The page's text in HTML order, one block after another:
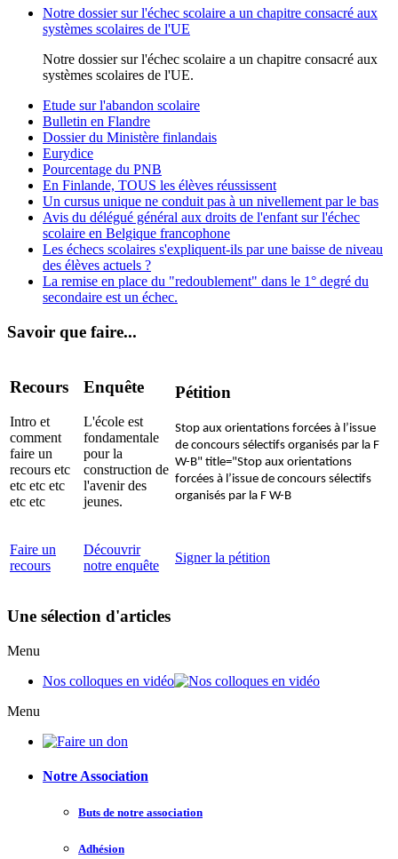
Notre dossier sur l'échec scolaire a un chapitre consacré aux
systèmes scolaires de l'UE
Notre dossier sur l'échec scolaire a un chapitre consacré aux
systèmes scolaires de l'UE.
Etude sur l'abandon scolaire
Bulletin en Flandre
Dossier du Ministère finlandais
Eurydice
Pourcentage du PNB
En Finlande, TOUS les élèves réussissent
Un cursus unique ne conduit pas à un nivellement par le bas
Avis du délégué général aux droits de l'enfant sur l'échec
scolaire en Belgique francophone
Les échecs scolaires s'expliquent-ils par une baisse de niveau
des élèves actuels ?
La remise en place du "redoublement" dans le 1° degré du
secondaire est un échec.
Savoir que faire...
Recours
Intro et
comment
faire un
recours etc
etc etc etc
etc etc
Enquête
L'école est
fondamentale
pour la
construction de
l'avenir des
jeunes.
Pétition
Stop aux orientations forcées à l’issue
de concours sélectifs organisés par la F
W-B" title="Stop aux orientations
forcées à l’issue de concours sélectifs
organisés par la F W-B
Faire un
recours
Découvrir
notre enquête
Signer la pétition
Une sélection d'articles
Menu
Nos colloques en vidéo
Menu
Notre Association
Buts de notre association
Adhésion